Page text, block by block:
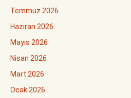
Temmuz 2026
Haziran 2026
Mayıs 2026
Nisan 2026
Mart 2026
Ocak 2026